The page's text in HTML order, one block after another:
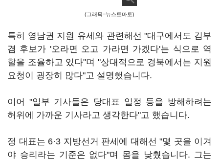
(그래픽=뉴스토마토)
특히 영남권 지원 유세와 관련해선 "대구에서도 김부
겸 후보가 '오라면 오고 가라면 가겠다'는 식으로 역
할을 조율하고 있다"며 "상대적으로 경북에서는 지원
요청이 굉장히 많다"고 설명했습니다.
이어 "일부 기사들은 당대표 일정 등을 방해하려는
허위에 가까운 기사라고 생각한다"고 했습니다.
정 대표는 6·3 지방선거 판세에 대해선 "몇 곳을 이겨
야 승리라는 기준은 없다"며 몸을 낮췄습니다. 그는